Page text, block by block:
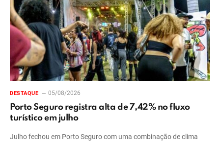
DESTAQUE 05/08/2026
Porto Seguro registra alta de 7,42% no fluxo
turístico em julho
Julho fechou em Porto Seguro com uma combinação de clima